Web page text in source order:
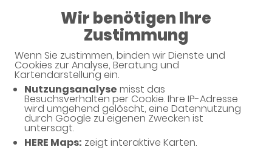
Wir benötigen Ihre
Zustimmung
Wenn Sie zustimmen, binden wir Dienste und
Cookies zur Analyse, Beratung und
Kartendarstellung ein.
Nutzungsanalyse misst das
Besuchsverhalten per Cookie. Ihre IP-Adresse
wird umgehend gelöscht, eine Datennutzung
durch Google zu eigenen Zwecken ist
untersagt.
HERE Maps: zeigt interaktive Karten.
08:30 - 12:30
Vitale Kloster Apotheke Sonnefeld